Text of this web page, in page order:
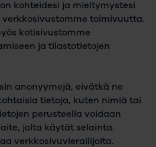
kohteidesi ja mieltymystesi
toimivuutta.
kotisivustomme
ja tilastotietojen
anonyymejä, eivätkä ne
tietoja, kuten nimiä tai
perusteella voidaan
jolta käytät selainta.
verkkosivuvierailijoita.